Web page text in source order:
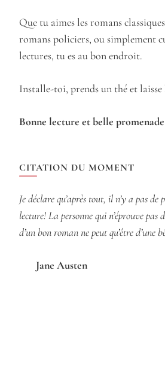
Que tu aimes les romans
romans policiers, ou simplement
lectures, tu es au bon endroit.
Installe-toi, prends un thé et laisse
Bonne lecture et belle
CITATION DU MOMENT
Je déclare qu’après tout, il n’y a pas
lecture! La personne qui n’éprouve
d’un bon roman ne peut qu’être d’une
Jane Austen